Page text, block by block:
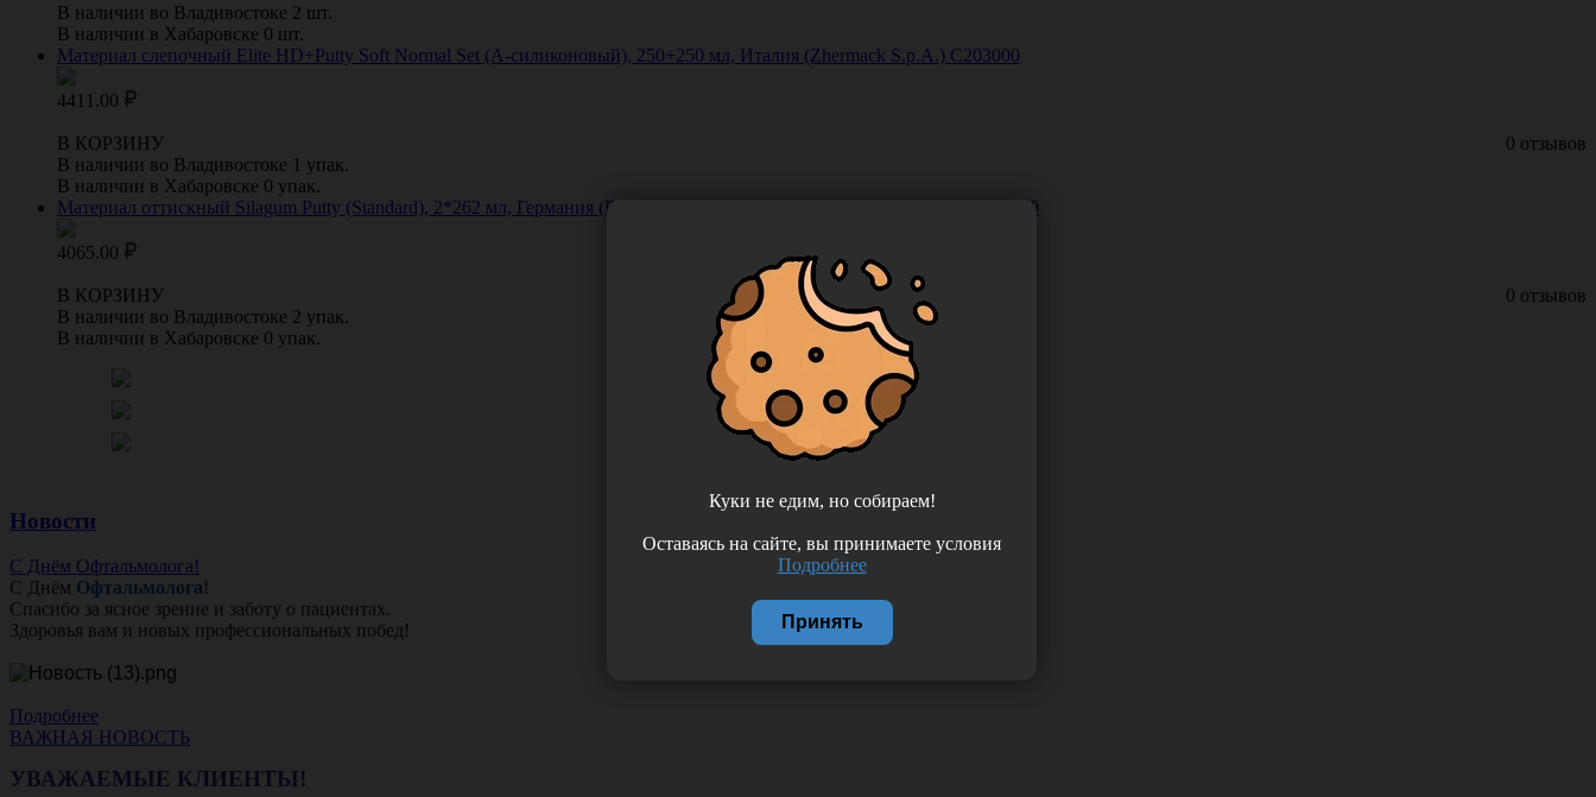
В наличии во Владивостоке 2 шт.
В наличии в Хабаровске 0 шт.
Материал слепочный Elite HD+Putty Soft Normal Set (А-силиконовый), 250+250 мл, Италия (Zhermack S.p.A.) C203000
4411.00
0 отзывов
В КОРЗИНУ
В наличии во Владивостоке 1 упак.
В наличии в Хабаровске 0 упак.
Материал оттискный Silagum Putty (Standard), 2*262 мл, Германия (DMG Chemisch-Pharmazeutische Fabrik GmbH) 909420
4065.00
0 отзывов
В КОРЗИНУ
В наличии во Владивостоке 2 упак.
В наличии в Хабаровске 0 упак.
Новости
С Днём Офтальмолога!
С Днём Офтальмолога!
Спасибо за ясное зрение и заботу о пациентах.
Здоровья вам и новых профессиональных побед!
Подробнее
ВАЖНАЯ НОВОСТЬ
УВАЖАЕМЫЕ КЛИЕНТЫ!
Куки не едим, но собираем!
Оставаясь на сайте, вы принимаете условия
Подробнее
Принять